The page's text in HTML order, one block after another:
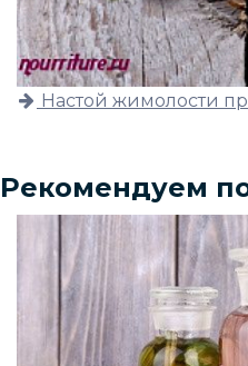
Настой жимолости
Рекомендуем